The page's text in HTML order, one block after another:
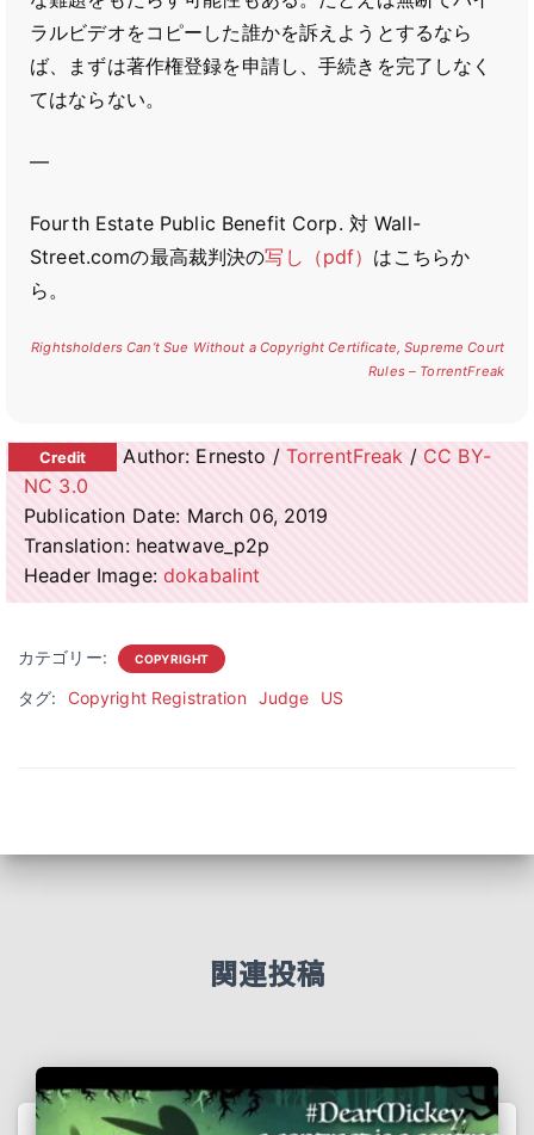
ラルビデオをコピーした誰かを訴えようとするなら
ば、まずは著作権登録を申請し、手続きを完了しなく
てはならない。
—
Fourth Estate Public Benefit Corp. 対 Wall-
Street.comの最高裁判決の写し（pdf） はこちらか
ら。
Rightsholders Can’t Sue Without a Copyright Certificate, Supreme Court
Rules – TorrentFreak
Author: Ernesto / TorrentFreak / CC BY-
NC 3.0
Publication Date: March 06, 2019
Translation: heatwave_p2p
Header Image: dokabalint
カテゴリー: COPYRIGHT
タグ: Copyright Registration Judge US
関連投稿